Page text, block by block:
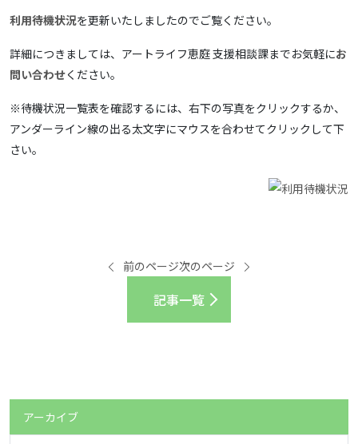
利用待機状況を更新いたしましたのでご覧ください。
詳細につきましては、アートライフ恵庭 支援相談課までお気軽にお
問い合わせください。
※待機状況一覧表を確認するには、右下の写真をクリックするか、
アンダーライン線の出る太文字にマウスを合わせてクリックして下
さい。
前のページ
記事一覧
次のページ
アーカイブ